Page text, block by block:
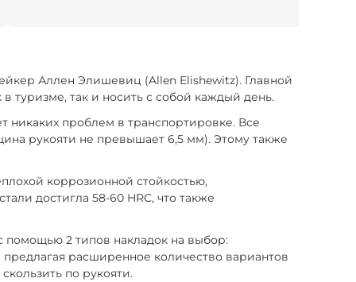
Аллен Элишевиц (Allen Elishewitz). Главной
туризме, так и носить с собой каждый день.
никаких проблем в транспортировке. Все
рукояти не превышает 6,5 мм). Этому также
коррозионной стойкостью,
достигла 58-60 HRC, что также
помощью 2 типов накладок на выбор:
расширенное количество вариантов
по рукояти.